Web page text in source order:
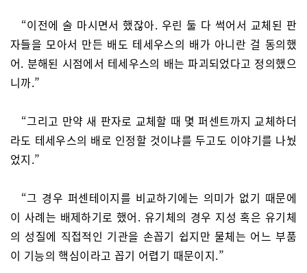
“이전에 술 마시면서 했잖아. 우린 둘 다 썩어서 교체된 판
자들을 모아서 만든 배도 테세우스의 배가 아니란 걸 동의했
어. 분해된 시점에서 테세우스의 배는 파괴되었다고 정의했으
니까.”
“그리고 만약 새 판자로 교체할 때 몇 퍼센트까지 교체하더
라도 테세우스의 배로 인정할 것이냐를 두고도 이야기를 나눴
었지.”
“그 경우 퍼센테이지를 비교하기에는 의미가 없기 때문에
이 사례는 배제하기로 했어. 유기체의 경우 지성 혹은 유기체
의 성질에 직접적인 기관을 손꼽기 쉽지만 물체는 어느 부품
이 기능의 핵심이라고 꼽기 어렵기 때문이지.”